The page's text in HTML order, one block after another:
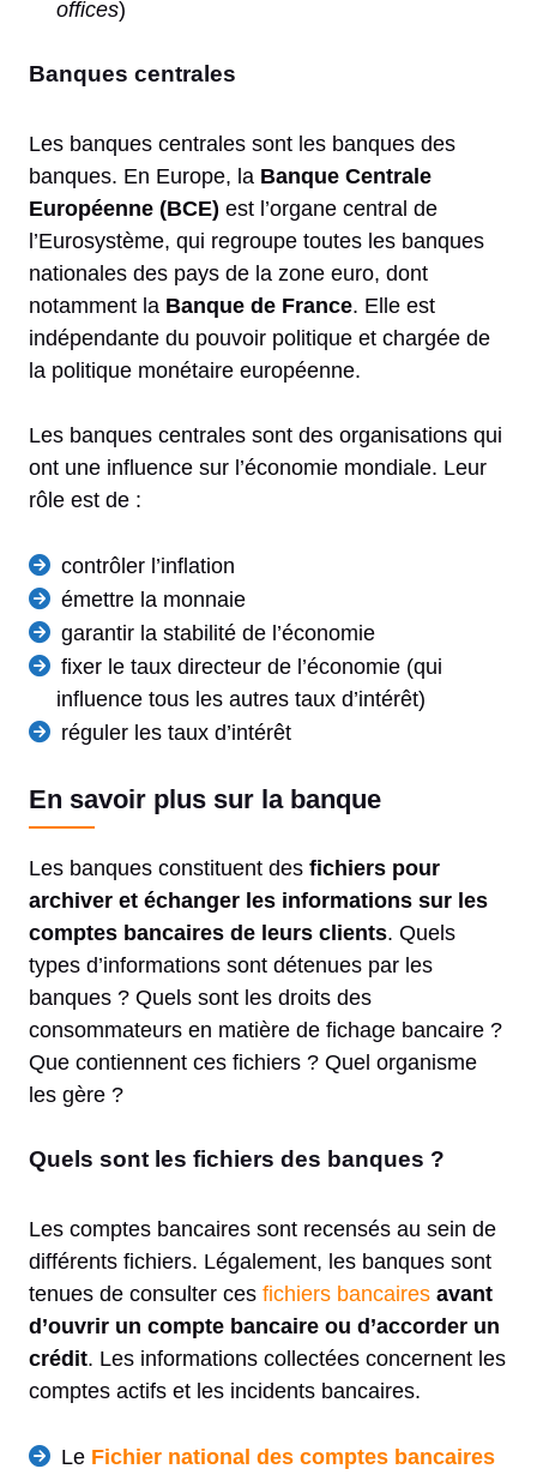
offices)
Banques centrales
Les banques centrales sont les banques des
banques. En Europe, la Banque Centrale
Européenne (BCE) est l’organe central de
l’Eurosystème, qui regroupe toutes les banques
nationales des pays de la zone euro, dont
notamment la Banque de France. Elle est
indépendante du pouvoir politique et chargée de
la politique monétaire européenne.
Les banques centrales sont des organisations qui
ont une influence sur l’économie mondiale. Leur
rôle est de :
contrôler l’inflation
émettre la monnaie
garantir la stabilité de l’économie
fixer le taux directeur de l’économie (qui
influence tous les autres taux d’intérêt)
réguler les taux d’intérêt
En savoir plus sur la banque
Les banques constituent des fichiers pour
archiver et échanger les informations sur les
comptes bancaires de leurs clients. Quels
types d’informations sont détenues par les
banques ? Quels sont les droits des
consommateurs en matière de fichage bancaire ?
Que contiennent ces fichiers ? Quel organisme
les gère ?
Quels sont les fichiers des banques ?
Les comptes bancaires sont recensés au sein de
différents fichiers. Légalement, les banques sont
tenues de consulter ces fichiers bancaires avant
d’ouvrir un compte bancaire ou d’accorder un
crédit. Les informations collectées concernent les
comptes actifs et les incidents bancaires.
Le Fichier national des comptes bancaires